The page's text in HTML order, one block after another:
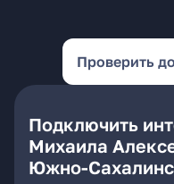
Проверить
Подключить
Михаила
Южно-